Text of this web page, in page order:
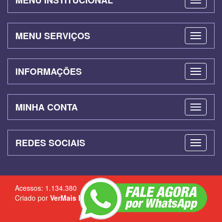
MENU SERVIÇOS
INFORMAÇÕES
MINHA CONTA
REDES SOCIAIS
Acessos: 1.134.380
Criado por VerMais Internet Criação de Sites-Admin